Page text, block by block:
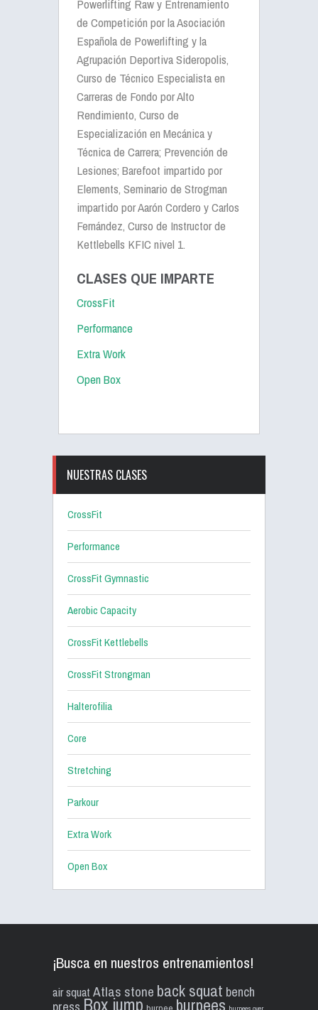
Powerlifting Raw y Entrenamiento
de Competición por la Asociación
Española de Powerlifting y la
Agrupación Deportiva Sideropolis,
Curso de Técnico Especialista en
Carreras de Fondo por Alto
Rendimiento, Curso de
Especialización en Mecánica y
Técnica de Carrera; Prevención de
Lesiones; Barefoot impartido por
Elements, Seminario de Strogman
impartido por Aarón Cordero y Carlos
Fernández, Curso de Instructor de
Kettlebells KFIC nivel 1.
CLASES QUE IMPARTE
CrossFit
Performance
Extra Work
Open Box
NUESTRAS CLASES
CrossFit
Performance
CrossFit Gymnastic
Aerobic Capacity
CrossFit Kettlebells
CrossFit Strongman
Halterofilia
Core
Stretching
Parkour
Extra Work
Open Box
¡Busca en nuestros entrenamientos!
air squat Atlas stone back squat bench
Box jump burpees